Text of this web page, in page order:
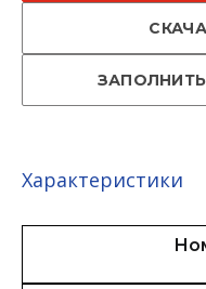
Характеристики